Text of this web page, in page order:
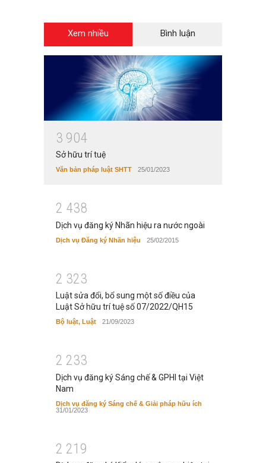
Xem nhiều Bình luận
3 904
Sở hữu trí tuệ
Văn bản pháp luật SHTT 25/01/2023
2 438
Dịch vụ đăng ký Nhãn hiệu ra nước ngoài
Dịch vụ Đăng ký Nhãn hiệu 25/02/2015
2 323
Luật sửa đổi, bổ sung một số điều của
Luật Sở hữu trí tuệ số 07/2022/QH15
Bộ luật, Luật 21/09/2023
2 233
Dịch vụ đăng ký Sáng chế & GPHI tại Việt
Nam
Dịch vụ đăng ký Sáng chế & Giải pháp hữu ích
31/01/2023
2 21 9